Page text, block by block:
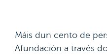
Máis dun cento de
Afundación a través